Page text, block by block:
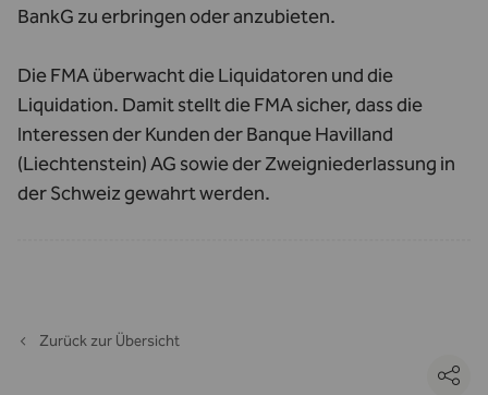
BankG zu erbringen oder anzubieten.
Die FMA überwacht die Liquidatoren und die
Liquidation. Damit stellt die FMA sicher, dass die
Interessen der Kunden der Banque Havilland
(Liechtenstein) AG sowie der Zweigniederlassung in
der Schweiz gewahrt werden.
Zurück zur Übersicht